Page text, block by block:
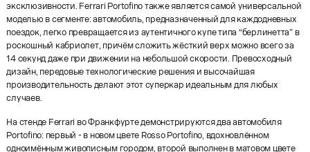
эксклюзивности. Ferrari Portofino также является самой универсальной
моделью в сегменте: автомобиль, предназначенный для каждодневных
поездок, легко превращается из аутентичного купе типа “берлинетта” в
роскошный кабриолет, причём сложить жёсткий верх можно всего за
14 секунд даже при движении на небольшой скорости. Превосходный
дизайн, передовые технологические решения и высочайшая
производительность делают этот суперкар идеальным для любых
случаев.
На стенде Ferrari во Франкфурте демонстрируются два автомобиля
Portofino: первый - в новом цвете Rosso Portofino, вдохновлённом
одноимённым живописным городом, второй выполнен в матовом цвете